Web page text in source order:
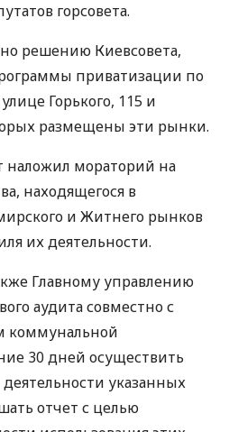
горсовета.
решению Киевсовета,
приватизации по
Горького, 115 и
размещены эти рынки.
наложил мораторий на
находящегося в
и Житнего рынков
их деятельности.
Главному управлению
аудита совместно с
коммунальной
30 дней осуществить
указанных
отчет с целью